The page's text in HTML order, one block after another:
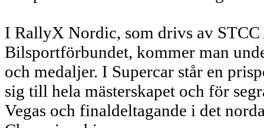
I RallyX Nordic, som drivs av STCC
Bilsportförbundet, kommer man
och medaljer. I Supercar står en
sig till hela mästerskapet och för
Vegas och finaldeltagande i det